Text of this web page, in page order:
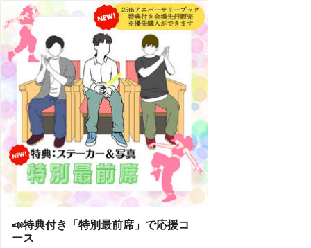
📣特典付き「特別最前席」で応援コ
ース